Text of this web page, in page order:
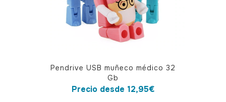
Pendrive USB muñeco médico 32
Gb
Precio desde 12,95€